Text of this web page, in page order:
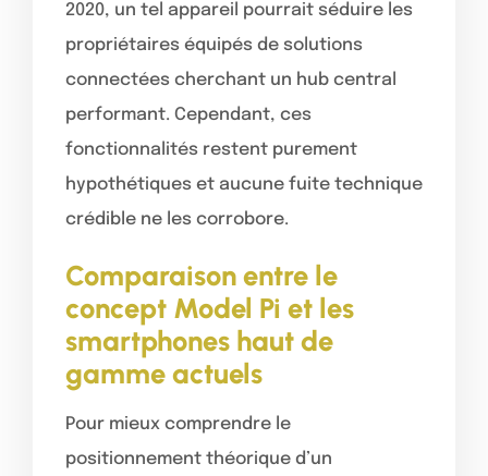
2020, un tel appareil pourrait séduire les
propriétaires équipés de solutions
connectées cherchant un hub central
performant. Cependant, ces
fonctionnalités restent purement
hypothétiques et aucune fuite technique
crédible ne les corrobore.
Comparaison entre le
concept Model Pi et les
smartphones haut de
gamme actuels
Pour mieux comprendre le
positionnement théorique d’un